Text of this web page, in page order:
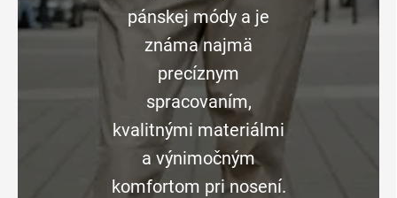
pánskej módy a je
známa najmä
precíznym
spracovaním,
kvalitnými materiálmi
a výnimočným
komfortom pri nosení.